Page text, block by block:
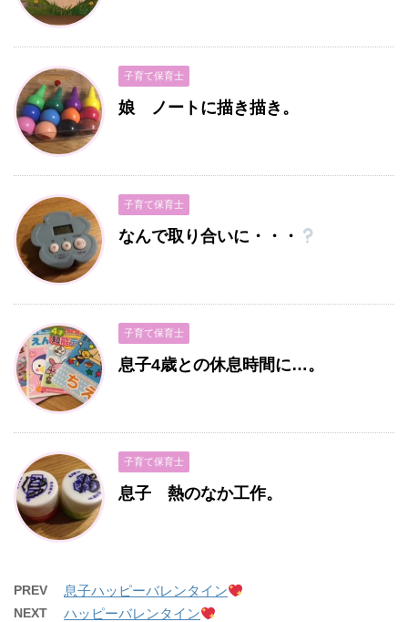
子育て保育士
娘 ノートに描き描き。
子育て保育士
なんで取り合いに・・・
子育て保育士
息子4歳との休息時間に…。
子育て保育士
息子 熱のなか工作。
PREV 息子ハッピーバレンタイン
NEXT ハッピーバレンタイン